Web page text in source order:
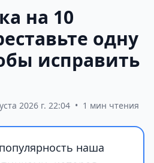
на 10
одну
исправить
2026 г. 22:04 • 1 мин чтения
наша